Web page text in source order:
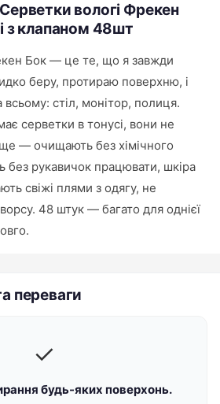
вологі Фрекен
з клапаном 48шт
Бок — це те, що я завжди
беру, протираю поверхню, і
стіл, монітор, полиця.
серветки в тонусі, вони не
— очищають без хімічного
без рукавичок працювати, шкіра
свіжі плями з одягу, не
48 штук — багато для однієї
переваги
✓
будь-яких поверхонь.